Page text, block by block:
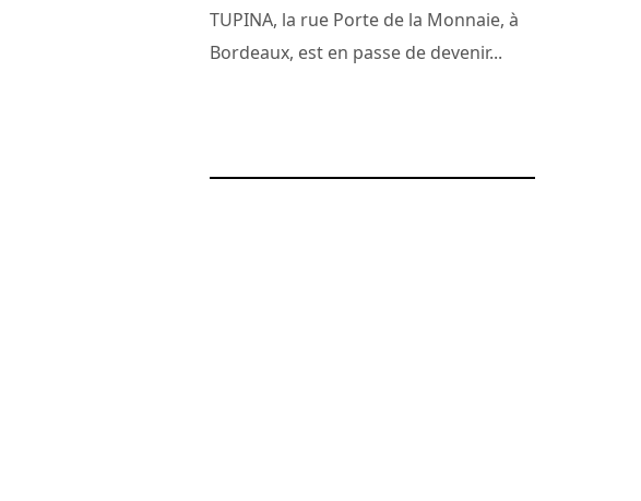
TUPINA, la rue Porte de la Monnaie, à
Bordeaux, est en passe de devenir...